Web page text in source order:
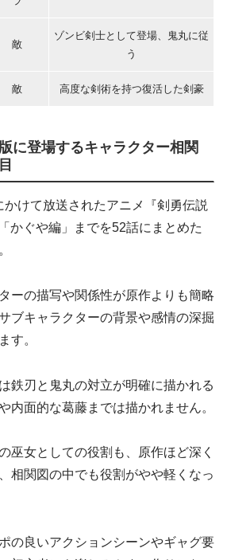
敵
ゾンビ剣士として登場、鬼丸に従
う
敵 高度な剣術を持つ復活した剣豪
に登場するキャラクター相関
けて放送されたアニメ『剣勇伝説
かぐや編」までを52話にまとめた
ーの描写や関係性が原作よりも簡略
ブキャラクターの背景や感情の深掘
す。
鉄刃と鬼丸の対立が明確に描かれる
内面的な葛藤までは描かれません。
巫女としての役割も、原作ほど深く
相関図の中でも役割がやや軽くなっ
の良いアクションシーンやギャグ要